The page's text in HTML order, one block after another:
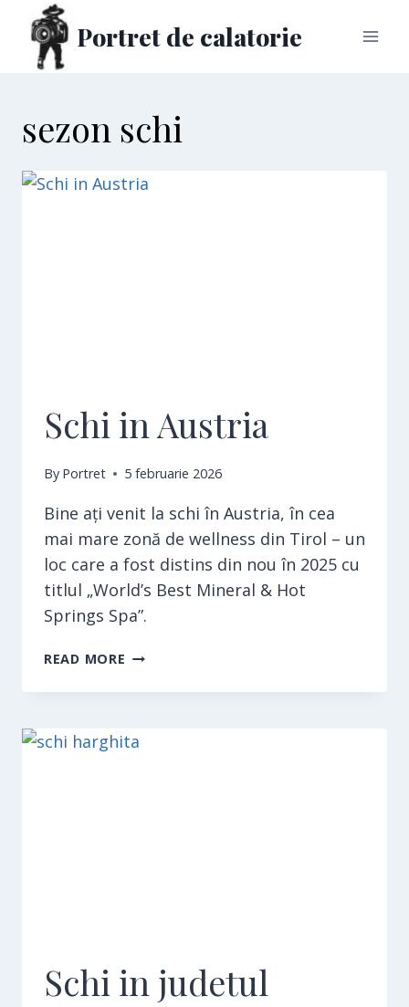
content
Portret de calatorie
sezon schi
Schi in Austria
By Portret 5 februarie 2026
Bine ați venit la schi în Austria, în cea
mai mare zonă de wellness din Tirol – un
loc care a fost distins din nou în 2025 cu
titlul „World’s Best Mineral & Hot
Springs Spa”.
READ MORE SCHI
AUSTRIA
Schi in judetul